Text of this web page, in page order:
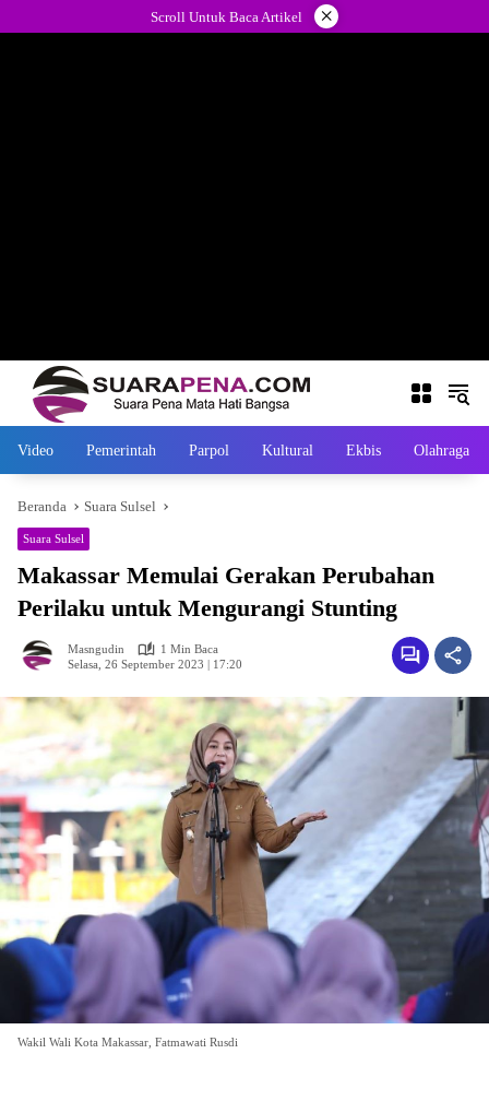
ke
Scroll Untuk Baca Artikel ×
Video Pemerintah Parpol Kultural Ekbis Olahraga
Beranda Suara Sulsel
Suara Sulsel
Makassar Memulai Gerakan Perubahan
Perilaku untuk Mengurangi Stunting
Masngudin
1 Min Baca
Selasa, 26 September 2023 | 17:20
Wakil Wali Kota Makassar, Fatmawati Rusdi